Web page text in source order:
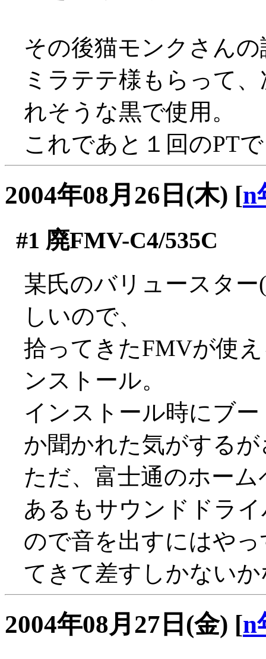
その後猫モンクさん
ミラテテ様もらって
れそうな黒で使用。
これであと１回のPT
2004年08月26日(木) [n
#1 廃FMV-C4/535C
某氏のバリュースタ
しいので、
拾ってきたFMVが使
ンストール。
インストール時にブ
か聞かれた気がする
ただ、富士通のホー
あるもサウンドドラ
ので音を出すにはや
てきて差すしかない
2004年08月27日(金) [n